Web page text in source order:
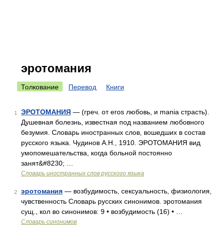
эротомания
Толкование Перевод Книги
1 ЭРОТОМАНИЯ — (греч. от eros любовь, и mania страсть).
Душевная болезнь, известная под названием любовного
безумия. Словарь иностранных слов, вошедших в состав
русского языка. Чудинов А.Н., 1910. ЭРОТОМАНИЯ вид
умопомешательства, когда больной постоянно
занят&#8230; …
Словарь иностранных слов русского языка
2 эротомания — возбудимость, сексуальность, физиология,
чувственность Словарь русских синонимов. эротомания
сущ., кол во синонимов: 9 • возбудимость (16) • …
Словарь синонимов